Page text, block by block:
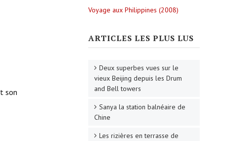
son
Voyage aux Philippines (2008)
ARTICLES LES PLUS LUS
Deux superbes vues sur le
vieux Beijing depuis les Drum
and Bell towers
Sanya la station balnéaire de
Chine
Les rizières en terrasse de